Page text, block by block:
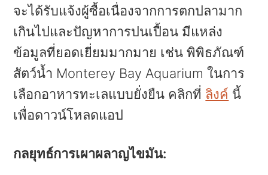
จะได้รับแจ้งผู้ซื้อเนื่องจากการตกปลามาก
เกินไปและปัญหาการปนเปื้อน มีแหล่ง
ข้อมูลที่ยอดเยี่ยมมากมาย เช่น พิพิธภัณฑ์
สัตว์น้ำ Monterey Bay Aquarium ในการ
เลือกอาหารทะเลแบบยั่งยืน คลิกที่ ลิงค์ นี้
เพื่อดาวน์โหลดแอป
กลยุทธ์การเผาผลาญไขมัน: